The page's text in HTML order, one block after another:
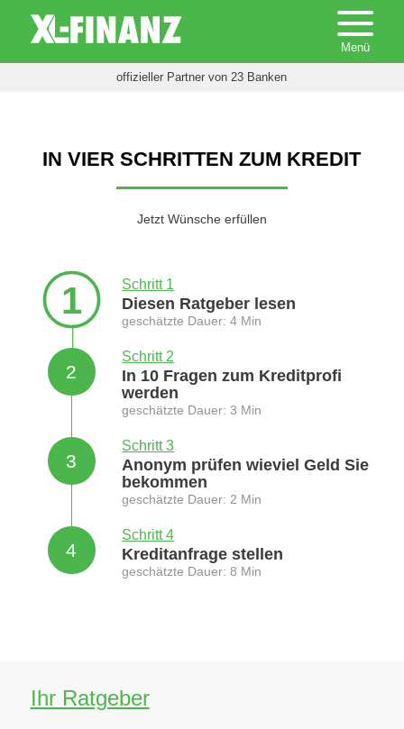
offizieller Partner von 23 Banken
IN VIER SCHRITTEN ZUM KREDIT
Jetzt Wünsche erfüllen
1 Schritt 1
Diesen Ratgeber lesen
geschätzte Dauer: 4 Min
2
Schritt 2
In 10 Fragen zum Kreditprofi
werden
geschätzte Dauer: 3 Min
3
Schritt 3
Anonym prüfen wieviel Geld Sie
bekommen
geschätzte Dauer: 2 Min
4
Schritt 4
Kreditanfrage stellen
geschätzte Dauer: 8 Min
Ihr Ratgeber